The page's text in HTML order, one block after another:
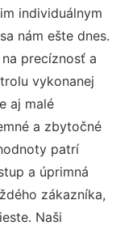
individuálnym
nám ešte dnes.
precíznosť a
vykonanej
aj malé
a zbytočné
patrí
a úprimná
zákazníka,
Naši